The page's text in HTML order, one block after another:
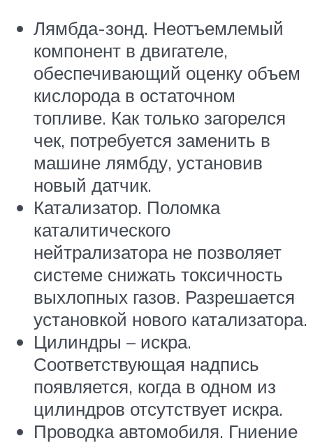
Лямбда-зонд. Неотъемлемый
компонент в двигателе,
обеспечивающий оценку объем
кислорода в остаточном
топливе. Как только загорелся
чек, потребуется заменить в
машине лямбду, установив
новый датчик.
Катализатор. Поломка
каталитического
нейтрализатора не позволяет
системе снижать токсичность
выхлопных газов. Разрешается
установкой нового катализатора.
Цилиндры – искра.
Соответствующая надпись
появляется, когда в одном из
цилиндров отсутствует искра.
Проводка автомобиля. Гниение